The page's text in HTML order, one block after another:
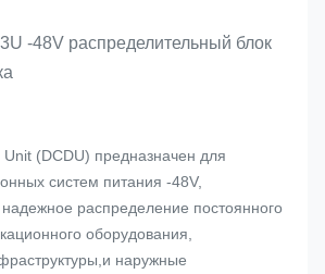
-48V распределительный блок
(DCDU) предназначен для
систем питания -48V,
распределение постоянного
оборудования,
наружные